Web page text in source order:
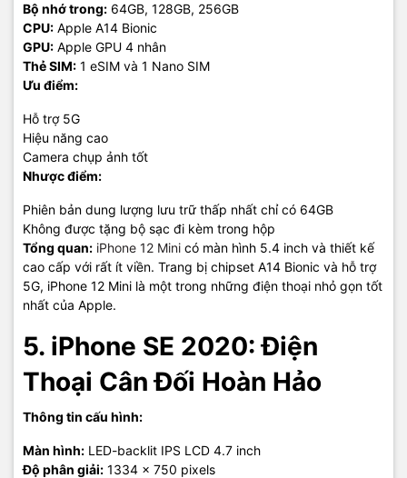
Bộ nhớ trong: 64GB, 128GB, 256GB
CPU: Apple A14 Bionic
GPU: Apple GPU 4 nhân
Thẻ SIM: 1 eSIM và 1 Nano SIM
Ưu điểm:
Hỗ trợ 5G
Hiệu năng cao
Camera chụp ảnh tốt
Nhược điểm:
Phiên bản dung lượng lưu trữ thấp nhất chỉ có 64GB
Không được tặng bộ sạc đi kèm trong hộp
Tổng quan: iPhone 12 Mini có màn hình 5.4 inch và thiết kế
cao cấp với rất ít viền. Trang bị chipset A14 Bionic và hỗ trợ
5G, iPhone 12 Mini là một trong những điện thoại nhỏ gọn tốt
nhất của Apple.
5. iPhone SE 2020: Điện
Thoại Cân Đối Hoàn Hảo
Thông tin cấu hình:
Màn hình: LED-backlit IPS LCD 4.7 inch
Độ phân giải: 1334 x 750 pixels